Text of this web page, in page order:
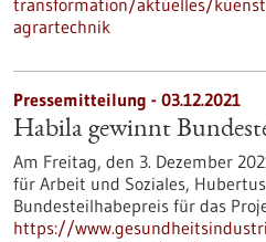
transformation/aktuelles/
agrartechnik
Pressemitteilung - 03.12.2021
Habila gewinnt
Am Freitag, den 3. Dezember
für Arbeit und Soziales,
Bundesteilhabepreis für das
https://